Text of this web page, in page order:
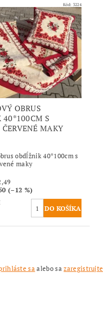
Kód: 3224
OBRUS
40*100CM S
MAKY
obdĺžnik 40*100cm s
maky
(–12 %)
saalebo sazaregistrujte